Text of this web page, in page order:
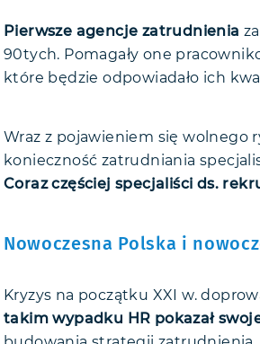
Pierwsze agencje zatrudnienia
90tych. Pomagały one
które będzie odpowiadało ich
Wraz z pojawieniem się wolnego
konieczność zatrudniania
Coraz częściej specjaliści ds.
Nowoczesna Polska i
Kryzys na początku XXI w.
takim wypadku HR pokazał